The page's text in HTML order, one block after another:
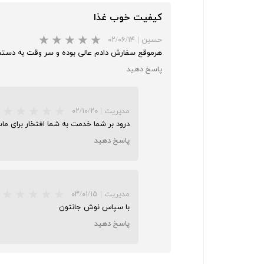
کیفیت خوب غذا
حسین | ۰۲/۰۶/۱۴
هرموقع سفارش دادم عالی بوده و سر وقت به
پاسخ دهید
مدیریت | ۰۲/۱۰/۲۰
درود بر شما خدمت به شما افتخار برای
پاسخ دهید
مدیریت | ۰۳/۰۱/۱۵
با سپاس نوش جانتون
پاسخ دهید